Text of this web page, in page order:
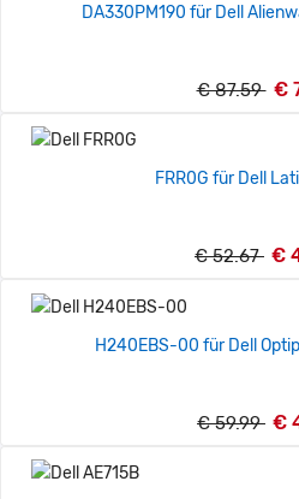
DA330PM190 für Dell
€ 87.59 €
FRR0G für Dell
€ 52.67 €
H240EBS-00 für Dell
€ 59.99 €